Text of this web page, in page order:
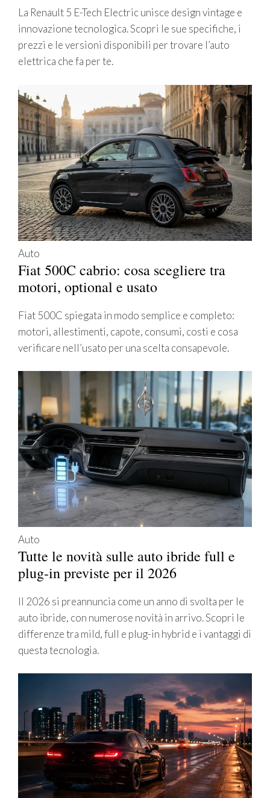
La Renault 5 E-Tech Electric unisce design vintage e
innovazione tecnologica. Scopri le sue specifiche, i
prezzi e le versioni disponibili per trovare l’auto
elettrica che fa per te.
Auto
Fiat 500C cabrio: cosa scegliere tra
motori, optional e usato
Fiat 500C spiegata in modo semplice e completo:
motori, allestimenti, capote, consumi, costi e cosa
verificare nell’usato per una scelta consapevole.
Auto
Tutte le novità sulle auto ibride full e
plug-in previste per il 2026
Il 2026 si preannuncia come un anno di svolta per le
auto ibride, con numerose novità in arrivo. Scopri le
differenze tra mild, full e plug-in hybrid e i vantaggi di
questa tecnologia.